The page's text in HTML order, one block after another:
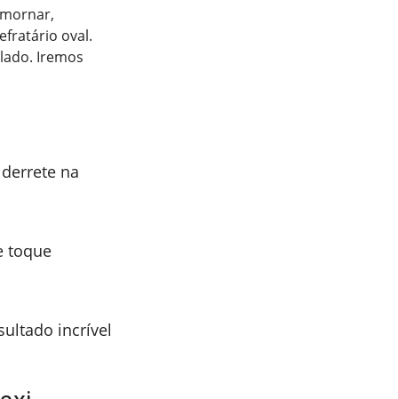
oval.
Iremos
na
toque
incrível